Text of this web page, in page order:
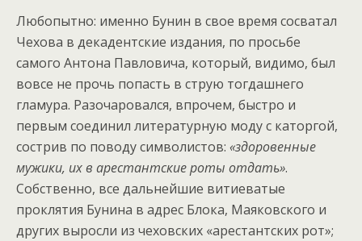
Любопытно: именно Бунин в свое время сосватал
Чехова в декадентские издания, по просьбе
самого Антона Павловича, который, видимо, был
вовсе не прочь попасть в струю тогдашнего
гламура. Разочаровался, впрочем, быстро и
первым соединил литературную моду с каторгой,
сострив по поводу символистов: «здоровенные
мужики, их в арестантские роты отдать».
Собственно, все дальнейшие витиеватые
проклятия Бунина в адрес Блока, Маяковского и
других выросли из чеховских «арестантских рот»;